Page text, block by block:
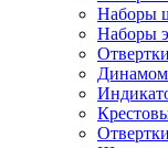
Наборы
Наборы
Отвертки